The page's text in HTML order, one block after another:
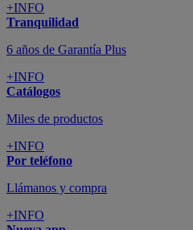
+INFO
Tranquilidad
6 años de Garantía Plus
+INFO
Catálogos
Miles de productos
+INFO
Por teléfono
Llámanos y compra
+INFO